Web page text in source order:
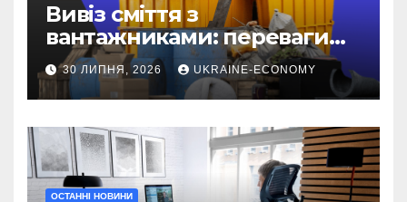
Вивіз сміття з
вантажниками: переваги
послуги
30 ЛИПНЯ, 2026 UKRAINE-ECONOMY
ОСТАННІ НОВИНИ